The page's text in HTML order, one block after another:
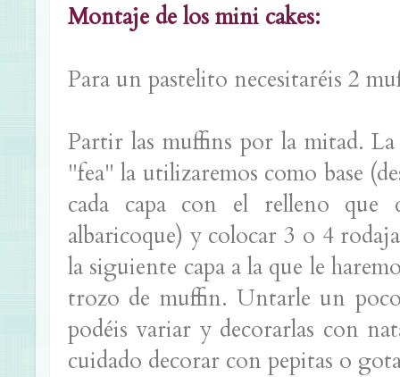
Montaje de los mini cakes:
Para un pastelito necesitaréis 2
Partir las muffins por la mitad.
"fea" la utilizaremos como base
cada capa con el relleno que
albaricoque) y colocar 3 o 4
la siguiente capa a la que le
trozo de muffin. Untarle un
podéis variar y decorarlas con
cuidado decorar con pepitas o